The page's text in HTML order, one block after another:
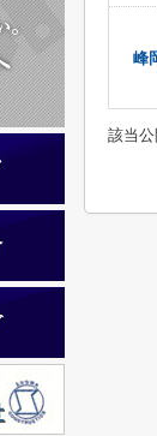
峰
該当